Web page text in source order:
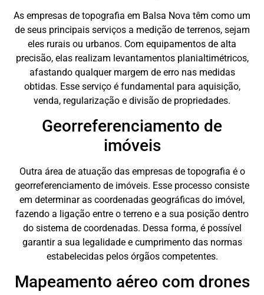
As empresas de topografia em Balsa Nova têm como um
de seus principais serviços a medição de terrenos, sejam
eles rurais ou urbanos. Com equipamentos de alta
precisão, elas realizam levantamentos planialtimétricos,
afastando qualquer margem de erro nas medidas
obtidas. Esse serviço é fundamental para aquisição,
venda, regularização e divisão de propriedades.
Georreferenciamento de
imóveis
Outra área de atuação das empresas de topografia é o
georreferenciamento de imóveis. Esse processo consiste
em determinar as coordenadas geográficas do imóvel,
fazendo a ligação entre o terreno e a sua posição dentro
do sistema de coordenadas. Dessa forma, é possível
garantir a sua legalidade e cumprimento das normas
estabelecidas pelos órgãos competentes.
Mapeamento aéreo com drones